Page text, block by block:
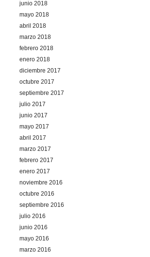
junio 2018
mayo 2018
abril 2018
marzo 2018
febrero 2018
enero 2018
diciembre 2017
octubre 2017
septiembre 2017
julio 2017
junio 2017
mayo 2017
abril 2017
marzo 2017
febrero 2017
enero 2017
noviembre 2016
octubre 2016
septiembre 2016
julio 2016
junio 2016
mayo 2016
marzo 2016